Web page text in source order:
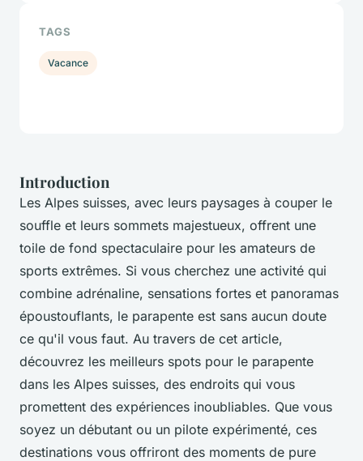
Introduction
Les Alpes suisses, avec leurs paysages à couper le
souffle et leurs sommets majestueux, offrent une
toile de fond spectaculaire pour les amateurs de
sports extrêmes. Si vous cherchez une activité qui
combine adrénaline, sensations fortes et panoramas
époustouflants, le parapente est sans aucun doute
ce qu'il vous faut. Au travers de cet article,
découvrez les meilleurs spots pour le parapente
dans les Alpes suisses, des endroits qui vous
promettent des expériences inoubliables. Que vous
soyez un débutant ou un pilote expérimenté, ces
destinations vous offriront des moments de pure
TAGS
Vacance